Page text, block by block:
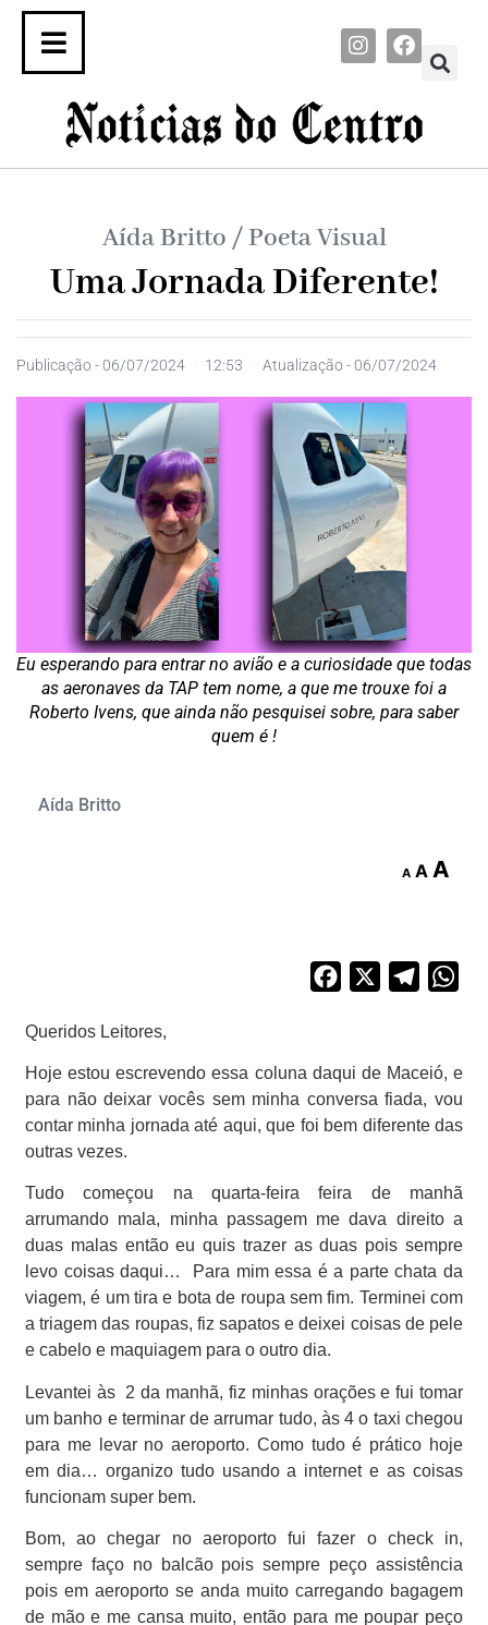
Aída Britto / Poeta Visual
Uma Jornada Diferente!
Publicação -06/07/2024 12:53 Atualização - 06/07/2024
Eu esperando para entrar no avião e a curiosidade que todas
as aeronaves da TAP tem nome, a que me trouxe foi a
Roberto Ivens, que ainda não pesquisei sobre, para saber
quem é !
Aída Britto
A A A
Facebook
Queridos Leitores,
Hoje estou escrevendo essa coluna daqui de Maceió, e
para não deixar vocês sem minha conversa fiada, vou
contar minha jornada até aqui, que foi bem diferente das
outras vezes.
Tudo começou na quarta-feira feira de manhã
arrumando mala, minha passagem me dava direito a
duas malas então eu quis trazer as duas pois sempre
levo coisas daqui…
Para mim essa é a parte chata da
viagem, é um tira e bota de roupa sem fim. Terminei com
a triagem das roupas, fiz sapatos e deixei coisas de pele
e cabelo e maquiagem para o outro dia.
Levantei às 2 da manhã, fiz minhas orações e fui tomar
um banho e terminar de arrumar tudo, às 4 o taxi chegou
para me levar no aeroporto. Como tudo é prático hoje
em dia… organizo tudo usando a internet e as coisas
funcionam super bem.
Bom, ao chegar no aeroporto fui fazer o check in,
sempre faço no balcão pois sempre peço assistência
pois em aeroporto se anda muito carregando bagagem
de mão e me cansa muito, então para me poupar peço